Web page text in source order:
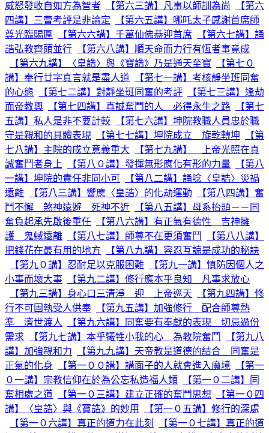
威怒發收自如方為智者
【第六三講】凡事以師訓為尚
【第六
四講】三曹考評是非論定
【第六五講】哪吒太子感謝首席師
尊光臨賜匾
【第六六講】千萬仙佛恭迎首席
【第六七講】誦
誥弘教齊頭並行
【第六八講】順天命而力行有恆者事竟成
【第六九講】〈皇誥〉與《寶誥》乃是通天至寶
【第七０
講】奉行廿字真言就是盡人道
【第七一講】考核靜坐班同奮
的心態
【第七二講】對靜坐班同奮的考評
【第七三講】逢劫
而帝教興
【第七四講】真誠奮鬥的人 必得永生之路
【第七
五講】私人是非不要計較
【第七六講】坤院教職人員忠於職
守是親和的具體表現
【第七七講】坤院成立 旋乾轉坤
【第
七八講】主院的成立意義重大
【第七九講】 上帝光照在真
誠奮鬥者身上
【第八０講】發揮無形應化有形的力量
【第八
一講】坤院的責任非同小可
【第八二講】誦唸〈皇誥〉災禍
遠離
【第八三講】響應〈皇誥〉的化劫運動
【第八四講】奮
鬥不懈 煞神遠避 死神不近
【第八五講】母系抬頭－－同
奮負起承先啟後重任
【第八六講】有正氣有德性 吉神擁
護 鬼蜮遠離
【第八七講】師尊不在更須奮鬥
【第八八講】
把錢花在最有用的地方
【第八九講】容忍互諒是成功的秘訣
【第九０講】忍耐足以克服困難
【第九一講】慎防因個人之
小事而壞大事
【第九二講】修行應本乎良知 凡事求放心
【第九三講】身心口三清淨 迎 上帝巡天
【第九四講】修
行不可固執受人供奉
【第九五講】加強修行 配合師尊熱
準 濟世渡人
【第九六講】同奮要有奉獻的表現 切忌過份
需求
【第九七講】本乎犧牲小我的心 為教院奮鬥
【第九八
講】加強親和力
【第九九講】天帝教是道德的結合 同奮是
正氣的化身
【第一００講】講面子的人就會進入魔境
【第一
０一講】宗教信仰在於為公忘私造福人類
【第一０二講】同
奮相處之道
【第一０三講】建立正確的奮鬥思想
【第一０四
講】〈皇誥〉與《寶誥》的妙用
【第一０五講】修行的深處
【第一０六講】真正的道力在此刻
【第一０七講】真正的道